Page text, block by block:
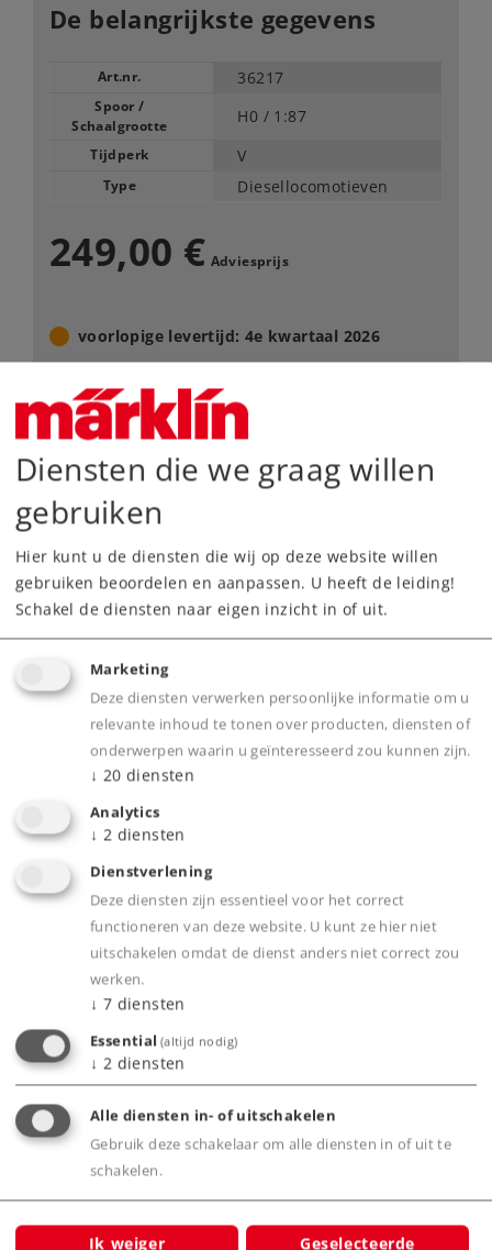
De belangrijkste gegevens
Art.nr. 36217
Spoor /
Schaalgrootte
H0 / 1:87
Tijdperk V
Type Diesellocomotieven
249,00 € Adviesprijs
voorlopige levertijd: 4e kwartaal 2026
Dealer zoeken
Onderdelen bestellen
Highlights
Geluid
Nieuwe, geregelde hoogvermogensaandrijving
Led-frontseinen
Product
Productinfo
Digitale functies
Bijbehorende producten
Diensten die we graag willen
gebruiken
Hier kunt u de diensten die wij op deze website willen
gebruiken beoordelen en aanpassen. U heeft de leiding!
Schakel de diensten naar eigen inzicht in of uit.
Marketing
Deze diensten verwerken persoonlijke informatie om u
relevante inhoud te tonen over producten, diensten of
onderwerpen waarin u geïnteresseerd zou kunnen zijn.
↓ 20 diensten
Analytics
↓ 2 diensten
Dienstverlening
Deze diensten zijn essentieel voor het correct
functioneren van deze website. U kunt ze hier niet
uitschakelen omdat de dienst anders niet correct zou
werken.
↓ 7 diensten
Essential (altijd nodig)
↓ 2 diensten
Alle diensten in- of uitschakelen
Gebruik deze schakelaar om alle diensten in of uit te
schakelen.
Ik weiger Geselecteerde